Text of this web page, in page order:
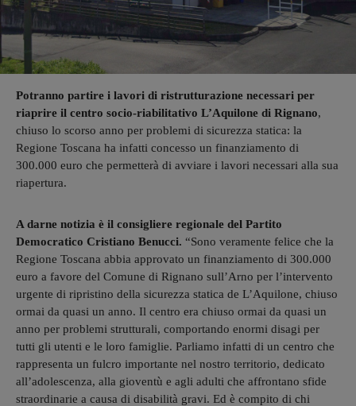
Potranno partire i lavori di ristrutturazione necessari per
riaprire il centro socio-riabilitativo L’Aquilone di Rignano,
chiuso lo scorso anno per problemi di sicurezza statica: la
Regione Toscana ha infatti concesso un finanziamento di
300.000 euro che permetterà di avviare i lavori necessari alla sua
riapertura.
A darne notizia è il consigliere regionale del Partito
Democratico Cristiano Benucci. “Sono veramente felice che la
Regione Toscana abbia approvato un finanziamento di 300.000
euro a favore del Comune di Rignano sull’Arno per l’intervento
urgente di ripristino della sicurezza statica de L’Aquilone, chiuso
ormai da quasi un anno. Il centro era chiuso ormai da quasi un
anno per problemi strutturali, comportando enormi disagi per
tutti gli utenti e le loro famiglie. Parliamo infatti di un centro che
rappresenta un fulcro importante nel nostro territorio, dedicato
all’adolescenza, alla gioventù e agli adulti che affrontano sfide
straordinarie a causa di disabilità gravi. Ed è compito di chi